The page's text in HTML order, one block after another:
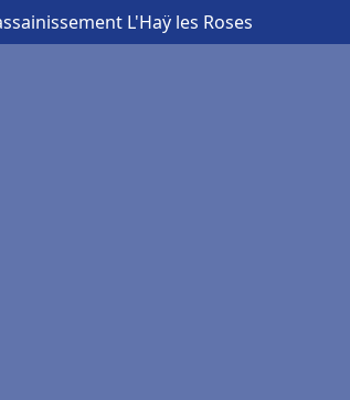
L'Haÿ les Roses